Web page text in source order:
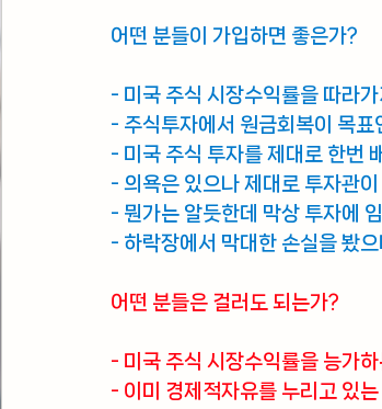
어떤 분들이 가입하면 좋은가?
- 미국 주식 시장수익률을 따라
- 주식투자에서 원금회복이 목표
- 미국 주식 투자를 제대로 한번
- 의욕은 있으나 제대로 투자관
- 뭔가는 알듯한데 막상 투자에
- 하락장에서 막대한 손실을 봤
어떤 분들은 걸러도 되는가?
- 미국 주식 시장수익률을 능가
- 이미 경제적자유를 누리고 있